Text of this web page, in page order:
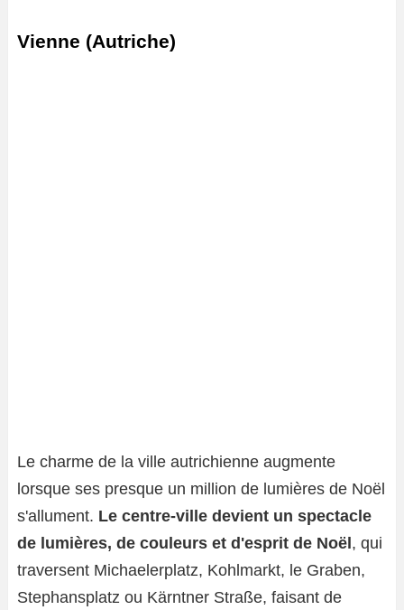
Vienne (Autriche)
Le charme de la ville autrichienne augmente
lorsque ses presque un million de lumières de Noël
s'allument. Le centre-ville devient un spectacle
de lumières, de couleurs et d'esprit de Noël , qui
traversent Michaelerplatz, Kohlmarkt, le Graben,
Stephansplatz ou Kärntner Straße, faisant de